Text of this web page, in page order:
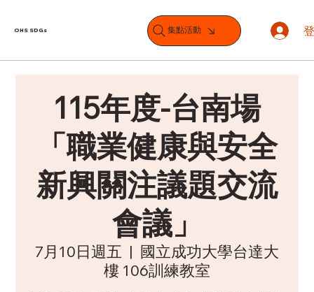
OHS SDGs 集點活動
115年度-台南場
「職業健康與安全
新興關注議題交流
會議」
7月10日週五
  |
國立成功大學台達大
樓 106訓練教室